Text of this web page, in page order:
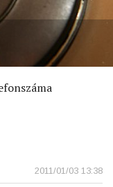
2011/01/03 13:38